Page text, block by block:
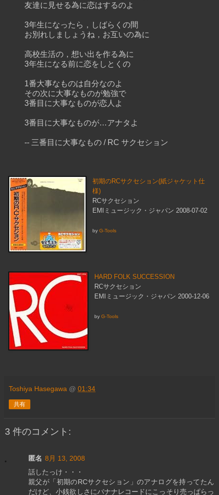
友達に見せる為に恋はするのよ
3年生になったら，しばらくの間
お別れしましょうね，お互いの為に
高校生活の，想い出を作る為に
3年生になる前に恋をしとくの
1番大事なものは自分なのよ
その次に大事なものが勉強で
3番目に大事なものが恋人よ
3番目に大事なものが…アナタよ
-- 三番目に大事なもの / RC サクセション
初期のRCサクセション(紙ジャケット仕
様)
RCサクセション
EMIミュージック・ジャパン 2008-07-02
by G-Tools
HARD FOLK SUCCESSION
RCサクセション
EMIミュージック・ジャパン 2000-12-06
by G-Tools
Toshiya Hasegawa @ 01:34
共有
3 件のコメント:
匿名 8月 13, 2008
話したっけ・・・
親父が「初期のRCサクセション」のアナログを持ってたん
だけど、小銭欲しさにバナナレコードにこっそり売っぱらっ